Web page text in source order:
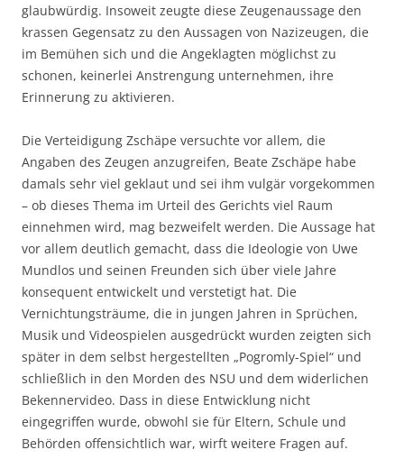
glaubwürdig. Insoweit zeugte diese Zeugenaussage den
krassen Gegensatz zu den Aussagen von Nazizeugen, die
im Bemühen sich und die Angeklagten möglichst zu
schonen, keinerlei Anstrengung unternehmen, ihre
Erinnerung zu aktivieren.
Die Verteidigung Zschäpe versuchte vor allem, die
Angaben des Zeugen anzugreifen, Beate Zschäpe habe
damals sehr viel geklaut und sei ihm vulgär vorgekommen
– ob dieses Thema im Urteil des Gerichts viel Raum
einnehmen wird, mag bezweifelt werden. Die Aussage hat
vor allem deutlich gemacht, dass die Ideologie von Uwe
Mundlos und seinen Freunden sich über viele Jahre
konsequent entwickelt und verstetigt hat. Die
Vernichtungsträume, die in jungen Jahren in Sprüchen,
Musik und Videospielen ausgedrückt wurden zeigten sich
später in dem selbst hergestellten „Pogromly-Spiel“ und
schließlich in den Morden des NSU und dem widerlichen
Bekennervideo. Dass in diese Entwicklung nicht
eingegriffen wurde, obwohl sie für Eltern, Schule und
Behörden offensichtlich war, wirft weitere Fragen auf.